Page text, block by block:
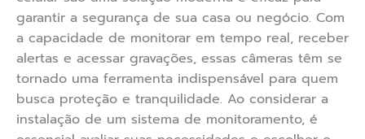
garantir a segurança de sua casa ou negócio. Com
a capacidade de monitorar em tempo real, receber
alertas e acessar gravações, essas câmeras têm se
tornado uma ferramenta indispensável para quem
busca proteção e tranquilidade. Ao considerar a
instalação de um sistema de monitoramento, é